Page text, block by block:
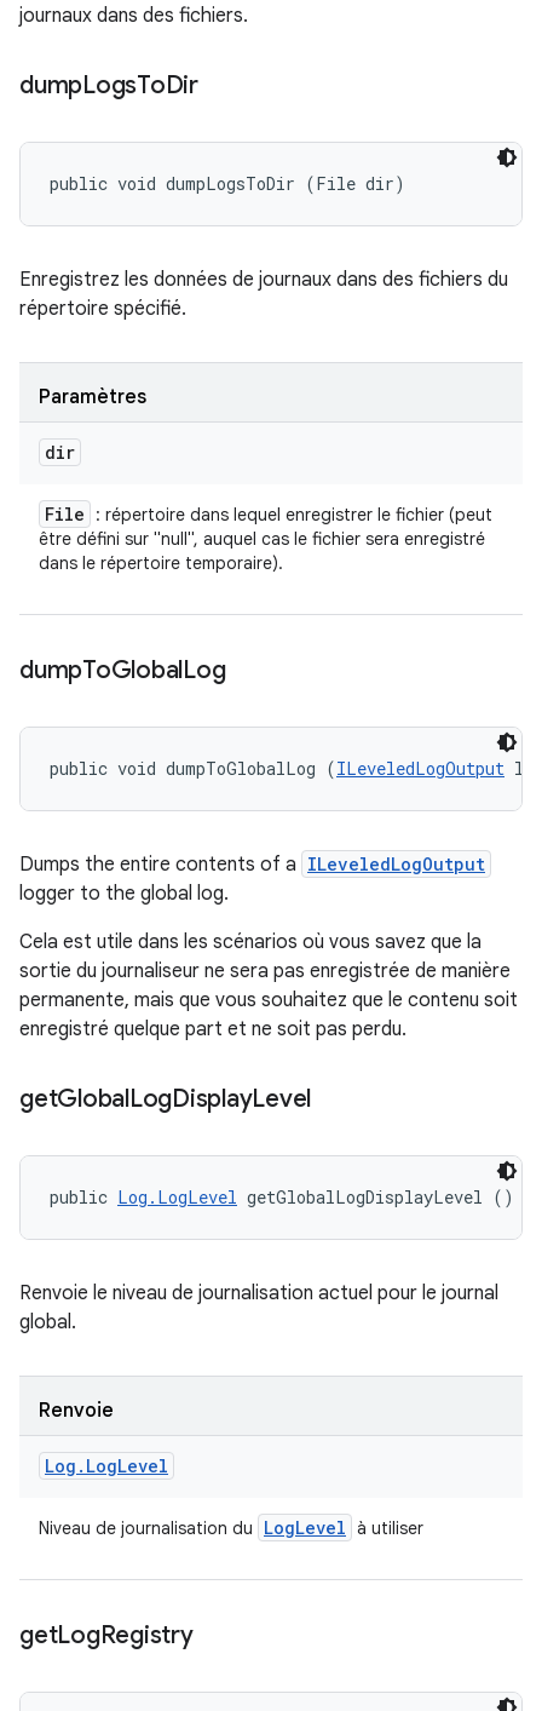
journaux dans des fichiers.
dumpLogsToDir
public void dumpLogsToDir (File dir)
Enregistrez les données de journaux dans des fichiers du
répertoire spécifié.
Paramètres
dir
File
: répertoire dans lequel enregistrer le fichier (peut
être défini sur "null", auquel cas le fichier sera enregistré
dans le répertoire temporaire).
dumpToGlobalLog
public void dumpToGlobalLog (ILeveledLogOutput
Dumps the entire contents of a ILeveledLogOutput
logger to the global log.
Cela est utile dans les scénarios où vous savez que la
sortie du journaliseur ne sera pas enregistrée de manière
permanente, mais que vous souhaitez que le contenu soit
enregistré quelque part et ne soit pas perdu.
getGlobalLogDisplayLevel
public Log.LogLevel getGlobalLogDisplayLevel ()
Renvoie le niveau de journalisation actuel pour le journal
global.
Renvoie
Log . LogLevel
Niveau de journalisation du LogLevel à utiliser
getLogRegistry